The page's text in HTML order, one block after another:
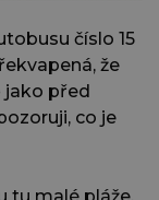
číslo 15
že
jako před
co je